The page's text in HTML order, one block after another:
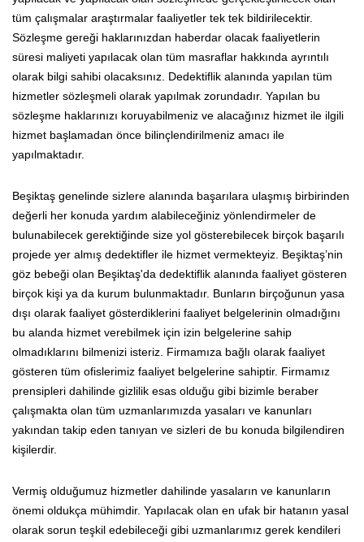
tüm çalışmalar araştırmalar faaliyetler tek tek bildirilecektir.
Sözleşme gereği haklarınızdan haberdar olacak faaliyetlerin
süresi maliyeti yapılacak olan tüm masraflar hakkında ayrıntılı
olarak bilgi sahibi olacaksınız. Dedektiflik alanında yapılan tüm
hizmetler sözleşmeli olarak yapılmak zorundadır. Yapılan bu
sözleşme haklarınızı koruyabilmeniz ve alacağınız hizmet ile ilgili
hizmet başlamadan önce bilinçlendirilmeniz amacı ile
yapılmaktadır.
Beşiktaş genelinde sizlere alanında başarılara ulaşmış birbirinden
değerli her konuda yardım alabileceğiniz yönlendirmeler de
bulunabilecek gerektiğinde size yol gösterebilecek birçok başarılı
projede yer almış dedektifler ile hizmet vermekteyiz. Beşiktaş’nin
göz bebeği olan Beşiktaş'da dedektiflik alanında faaliyet gösteren
birçok kişi ya da kurum bulunmaktadır. Bunların birçoğunun yasa
dışı olarak faaliyet gösterdiklerini faaliyet belgelerinin olmadığını
bu alanda hizmet verebilmek için izin belgelerine sahip
olmadıklarını bilmenizi isteriz. Firmamıza bağlı olarak faaliyet
gösteren tüm ofislerimiz faaliyet belgelerine sahiptir. Firmamız
prensipleri dahilinde gizlilik esas olduğu gibi bizimle beraber
çalışmakta olan tüm uzmanlarımızda yasaları ve kanunları
yakından takip eden tanıyan ve sizleri de bu konuda bilgilendiren
kişilerdir.
Vermiş olduğumuz hizmetler dahilinde yasaların ve kanunların
önemi oldukça mühimdir. Yapılacak olan en ufak bir hatanın yasal
olarak sorun teşkil edebileceği gibi uzmanlarımız gerek kendileri